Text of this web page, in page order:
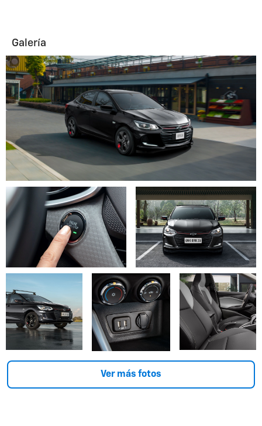
Galería
Ver más fotos